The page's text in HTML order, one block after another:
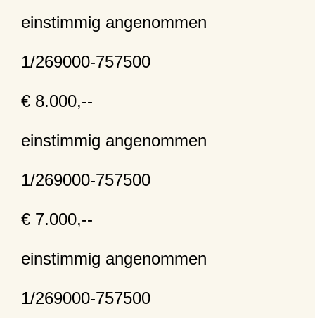
einstimmig angenommen
1/269000-757500
€ 8.000,--
einstimmig angenommen
1/269000-757500
€ 7.000,--
einstimmig angenommen
1/269000-757500